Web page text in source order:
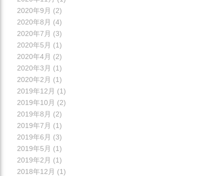
2020年9月 (2)
2020年8月 (4)
2020年7月 (3)
2020年5月 (1)
2020年4月 (2)
2020年3月 (1)
2020年2月 (1)
2019年12月 (1)
2019年10月 (2)
2019年8月 (2)
2019年7月 (1)
2019年6月 (3)
2019年5月 (1)
2019年2月 (1)
2018年12月 (1)